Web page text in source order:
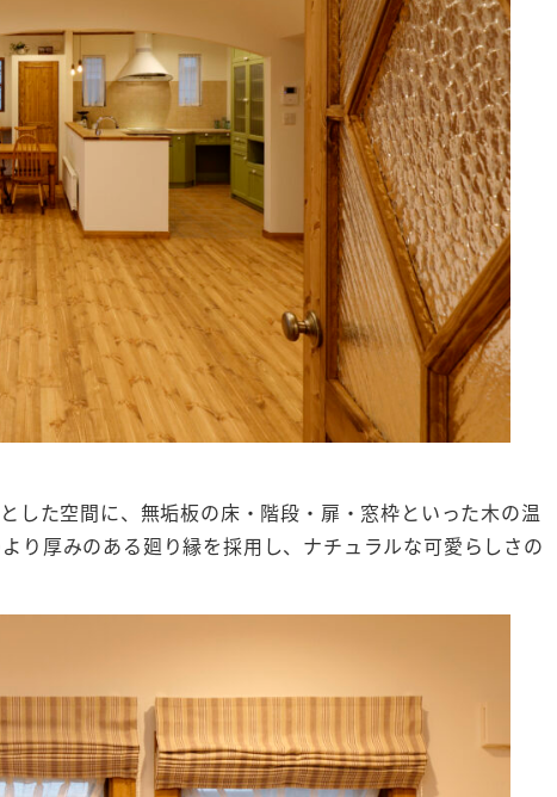
した空間に、無垢板の床・階段・扉・窓枠といった木の温
り厚みのある廻り縁を採用し、ナチュラルな可愛らしさの